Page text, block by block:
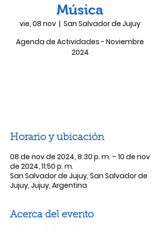
Música
vie, 08 nov
  |
San Salvador de Jujuy
Agenda de Actividades - Noviembre
2024
Horario y ubicación
08 de nov de 2024, 8:30 p. m. – 10 de nov
de 2024, 11:50 p. m.
San Salvador de Jujuy, San Salvador de
Jujuy, Jujuy, Argentina
Acerca del evento